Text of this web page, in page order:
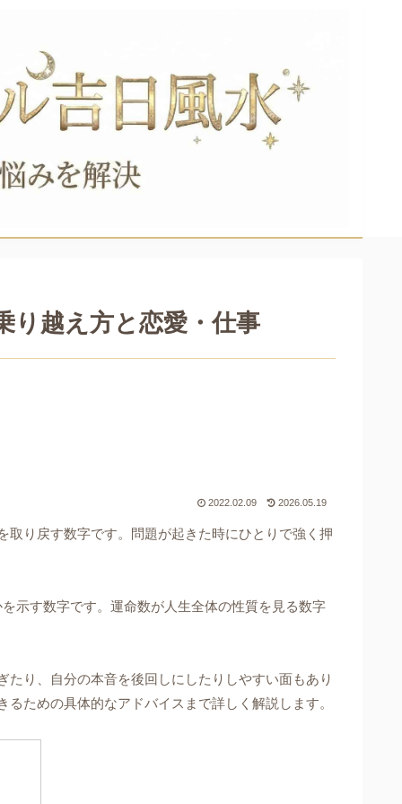
り越え方と恋愛・仕事
2022.02.09 2026.05.19
取り戻す数字です。問題が起きた時にひとりで強く押
示す数字です。運命数が人生全体の性質を見る数字
り、自分の本音を後回しにしたりしやすい面もあり
ための具体的なアドバイスまで詳しく解説します。